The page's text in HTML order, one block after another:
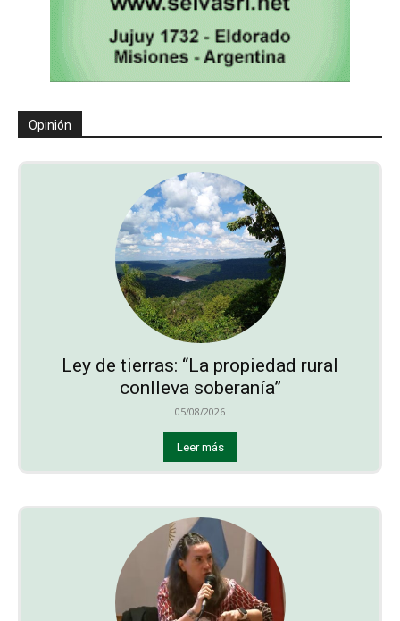
Opinión
Ley de tierras: “La propiedad rural
conlleva soberanía”
05/08/2026
Leer más